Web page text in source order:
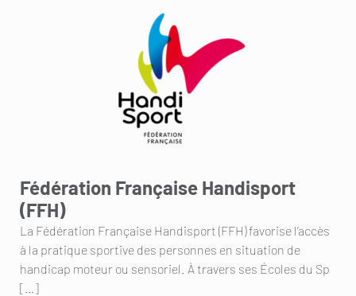
Fédération Française Handisport
(FFH)
La Fédération Française Handisport (FFH) favorise l’accès
à la pratique sportive des personnes en situation de
handicap moteur ou sensoriel. À travers ses Écoles du Sp
[…]